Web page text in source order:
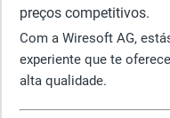
preços competitivos.
Com a Wiresoft AG,
experiente que te
alta qualidade.